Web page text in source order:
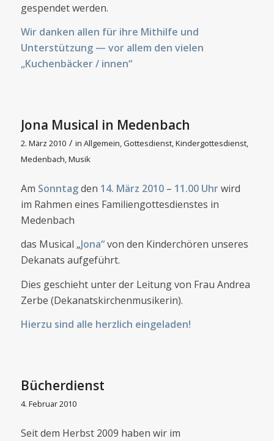
gespendet werden.
Wir danken allen für ihre Mithilfe und
Unterstützung — vor allem den vielen
„Kuchenbäcker / innen“
Jona Musical in Medenbach
2. März 2010 / in Allgemein,Gottesdienst,Kindergottesdienst,
Medenbach,Musik
Am Sonntagden 14. März 2010– 11.00 Uhrwird
im Rahmen eines Familiengottesdienstes in
Medenbach
das Musical „Jona“von den Kinderchören unseres
Dekanats aufgeführt.
Dies geschieht unter der Leitung von Frau Andrea
Zerbe (Dekanatskirchenmusikerin).
Hierzu sind alle herzlich eingeladen!
Bücherdienst
4. Februar 2010
Seit dem Herbst 2009 haben wir im